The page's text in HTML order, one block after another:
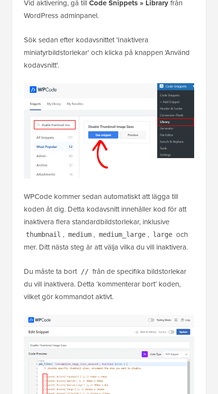
Vid aktivering, gå tillCode Snippets » Libraryfrån
WordPress adminpanel.
Sök sedan efter kodavsnittet 'Inaktivera
miniatyrbildstorlekar' och klicka på knappen 'Använd
kodavsnitt'.
WPCode kommer sedan automatiskt att lägga till
koden åt dig. Detta kodavsnitt innehåller kod för att
inaktivera flera standardbildstorlekar, inklusive
thumbnail , medium , medium_large , large och
mer. Ditt nästa steg är att välja vilka du vill inaktivera.
Du måste ta bort // från de specifika bildstorlekar
du vill inaktivera. Detta ‘kommenterar bort’ koden,
vilket gör kommandot aktivt.